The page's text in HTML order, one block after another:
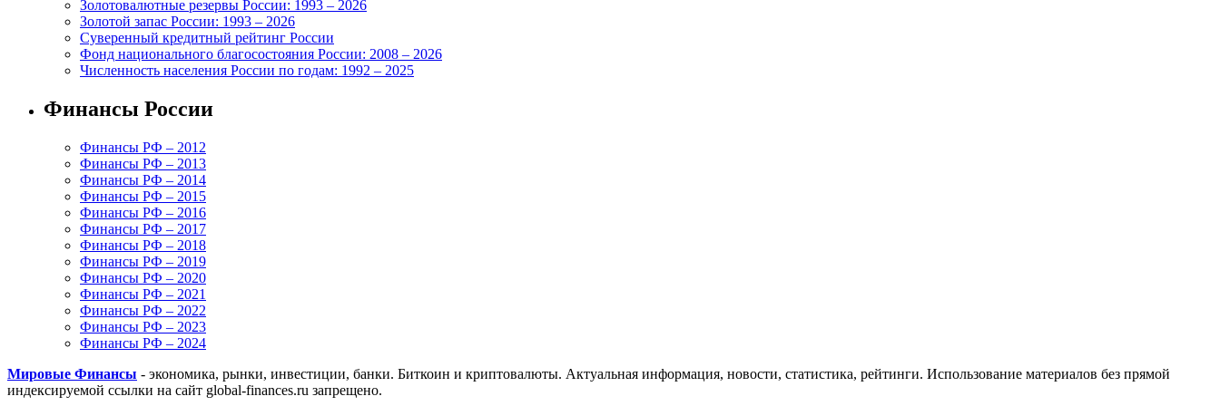
Золотовалютные резервы России: 1993 – 2026
Золотой запас России: 1993 – 2026
Суверенный кредитный рейтинг России
Фонд национального благосостояния России: 2008 – 2026
Численность населения России по годам: 1992 – 2025
Финансы России
Финансы РФ – 2012
Финансы РФ – 2013
Финансы РФ – 2014
Финансы РФ – 2015
Финансы РФ – 2016
Финансы РФ – 2017
Финансы РФ – 2018
Финансы РФ – 2019
Финансы РФ – 2020
Финансы РФ – 2021
Финансы РФ – 2022
Финансы РФ – 2023
Финансы РФ – 2024
Мировые Финансы - экономика, рынки, инвестиции, банки. Биткоин и криптовалюты. Актуальная информация, новости, статистика, рейтинги. Использование материалов без прямой
индексируемой ссылки на сайт global-finances.ru запрещено.